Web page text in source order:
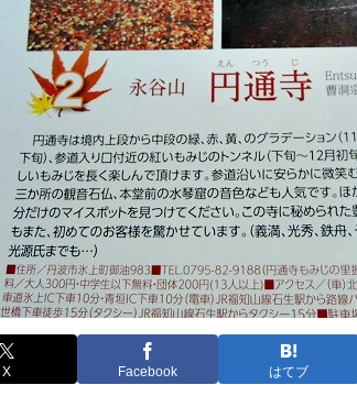
X Facebook はてブ